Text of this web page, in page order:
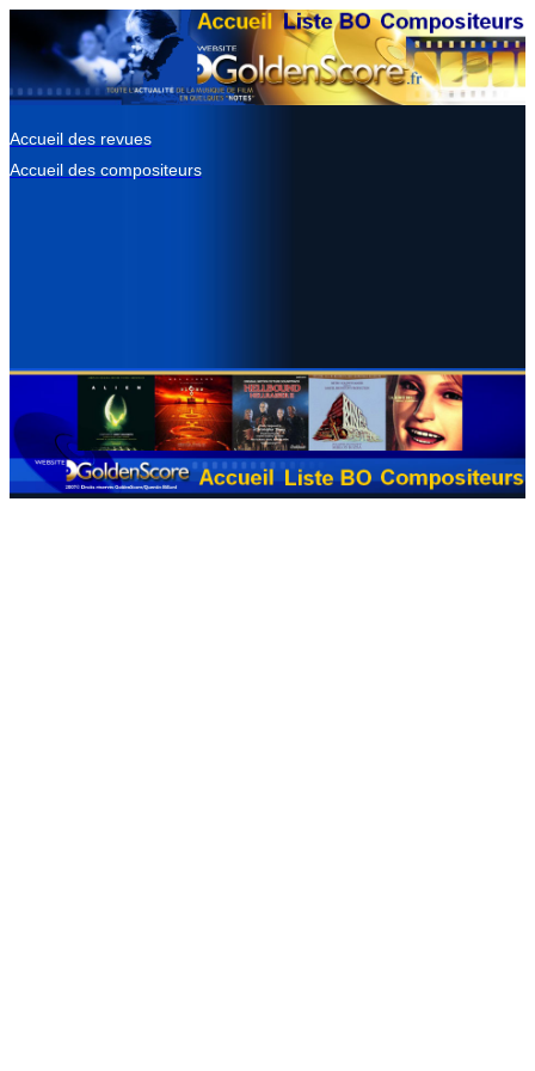
Accueil des revues
Accueil des compositeurs